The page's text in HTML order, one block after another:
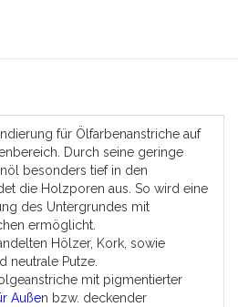
für Ölfarbenanstriche auf
Durch seine geringe
besonders tief in den
die Holzporen aus. So wird eine
des Untergrundes mit
ermöglicht.
Hölzer, Kork, sowie
neutrale Putze.
mit pigmentierter
Außen bzw. deckender